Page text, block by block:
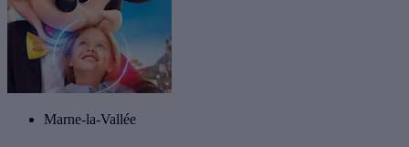
Marne-la-Vallée